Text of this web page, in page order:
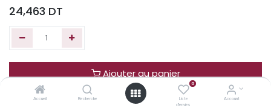
Accueil Recherche
0
Liste
d'envies
Account
24,463 DT
Ajouter au panier
Acheter maintenant